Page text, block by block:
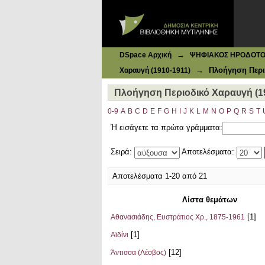
DSpace Αρχική → ΨΗΦΙΑΚΟΣ ΗΡΟΔΟΤΟΣ:
Χαραυγή (1910-1911)
→ Πλοήγηση
Πλοήγηση Περιοδικό Χαραυγή
0-9 A B C D E F G H J K L M N O P Q R S T
Ή εισάγετε τα πρώτα γράμματα:
Σειρά: Αποτελέσματα:
Αποτελέσματα 1-20 από 21
Λίστα θεμάτων
Αθανασιάδης, Ευστράτιος Χρ., 1875-1961 [1]
Αϊδίνι [1]
Άντισσα (Λέσβος) [12]